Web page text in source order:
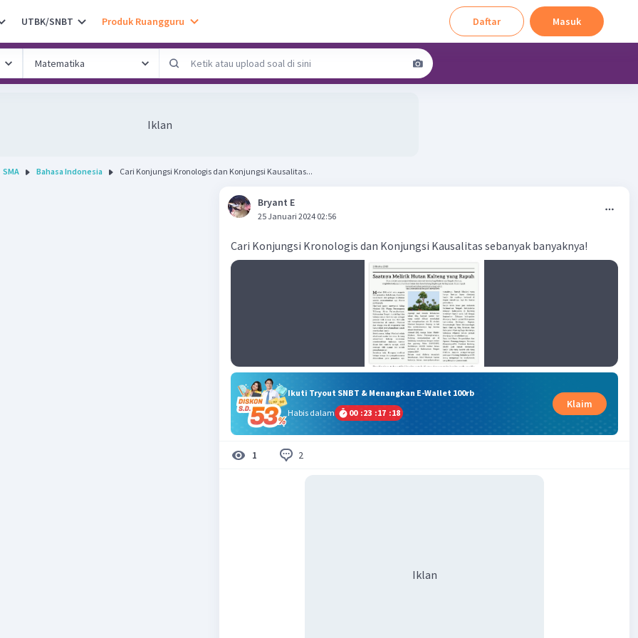
UTBK/SNBT Produk Ruangguru Daftar Masuk
Iklan
SMA Bahasa Indonesia Cari Konjungsi Kronologis dan Konjungsi Kausalitas...
Bryant E
25 Januari 2024 02:56
Cari Konjungsi Kronologis dan Konjungsi Kausalitas sebanyak banyaknya!
Ikuti Tryout SNBT & Menangkan E-Wallet 100rb
Habis dalam
00 :23 :17 :18
Klaim
1 2
Iklan